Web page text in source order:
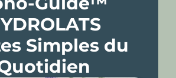
Simples du